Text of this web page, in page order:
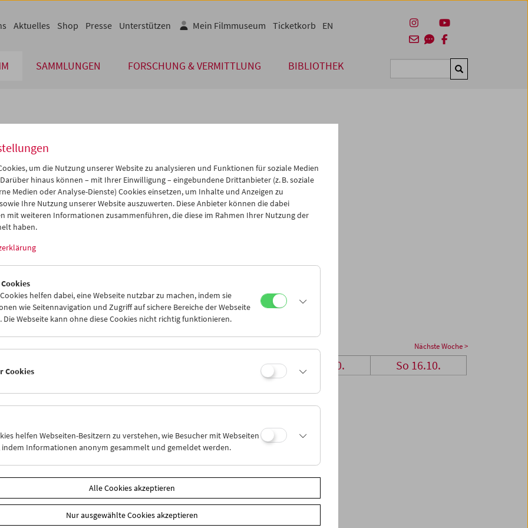
SAMMLUNGEN FORSCHUNG & VERMITTLUNG BIBLIOTHEK Suchen
Aktuelles Shop Presse Unterstützen Mein Filmmuseum Ticketkorb EN
Okt 2011 >>
Mi Do Fr Sa So
28 29 30 01
02
05 06 07 08
09
12 13
19 20
02
iCalender
Programmheft-PDF
English language or subtitles
Nächste Woche >
Mi 12.10. Sa 15.10. So 16.10.
um die Nutzung unserer Website zu analysieren und Funktionen für soziale Medien
hinaus können – mit Ihrer Einwilligung – eingebundene Drittanbieter (z. B. soziale
Medien oder Analyse-Dienste) Cookies einsetzen, um Inhalte und Anzeigen zu
Ihre Nutzung unserer Website auszuwerten. Diese Anbieter können die dabei
mit weiteren Informationen zusammenführen, die diese im Rahmen Ihrer Nutzung der
haben.
helfen dabei, eine Webseite nutzbar zu machen, indem sie
wie Seitennavigation und Zugriff auf sichere Bereiche der Webseite
Die Webseite kann ohne diese Cookies nicht richtig funktionieren.
Cookies
helfen Webseiten-Besitzern zu verstehen, wie Besucher mit Webseiten
indem Informationen anonym gesammelt und gemeldet werden.
Alle Cookies akzeptieren
Nur ausgewählte Cookies akzeptieren